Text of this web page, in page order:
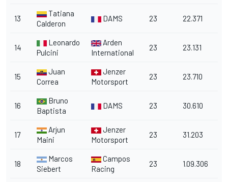
13
Tatiana
Calderon
DAMS 23 22.371
14
Leonardo
Pulcini
Arden
International
23 23.131
15
Juan
Correa
Jenzer
Motorsport
23 23.710
16
Bruno
Baptista
DAMS 23 30.610
17
Arjun
Maini
Jenzer
Motorsport
23 31.203
18
Marcos
Siebert
Campos
Racing
23 1.09.306